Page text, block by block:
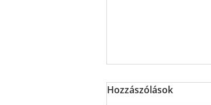
Hozzászólások